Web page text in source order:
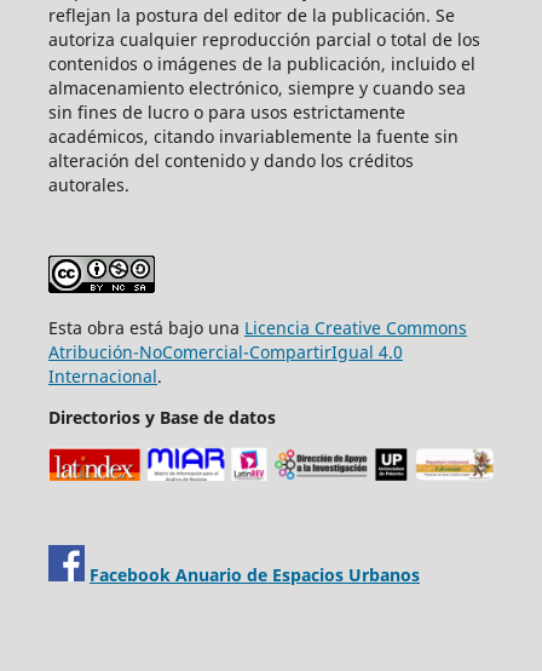
reflejan la postura del editor de la publicación. Se
autoriza cualquier reproducción parcial o total de los
contenidos o imágenes de la publicación, incluido el
almacenamiento electrónico, siempre y cuando sea
sin fines de lucro o para usos estrictamente
académicos, citando invariablemente la fuente sin
alteración del contenido y dando los créditos
autorales.
Esta obra está bajo una Licencia Creative Commons
Atribución-NoComercial-CompartirIgual 4.0
Internacional.
Directorios y Base de datos
Facebook Anuario de Espacios Urbanos